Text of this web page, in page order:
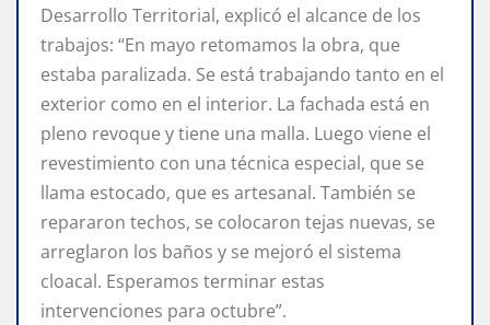
Desarrollo Territorial, explicó el alcance de los
trabajos: “En mayo retomamos la obra, que
estaba paralizada. Se está trabajando tanto en el
exterior como en el interior. La fachada está en
pleno revoque y tiene una malla. Luego viene el
revestimiento con una técnica especial, que se
llama estocado, que es artesanal. También se
repararon techos, se colocaron tejas nuevas, se
arreglaron los baños y se mejoró el sistema
cloacal. Esperamos terminar estas
intervenciones para octubre”.